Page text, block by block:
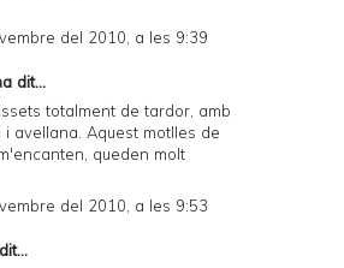
del 2010, a les 9:39
dit...
totalment de tardor, amb
i avellana. Aquest motlles de
queden molt
del 2010, a les 9:53